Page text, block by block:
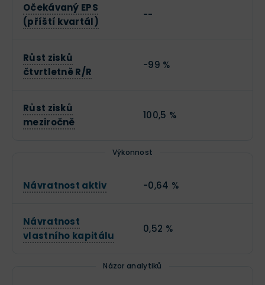
Očekávaný EPS
(příští kvartál)
--
Růst zisků
čtvrtletně R/R
-99 %
Růst zisků
meziročně
100,5 %
Výkonnost
Návratnost aktiv -0,64 %
Návratnost
vlastního kapitálu
0,52 %
Názor analytiků